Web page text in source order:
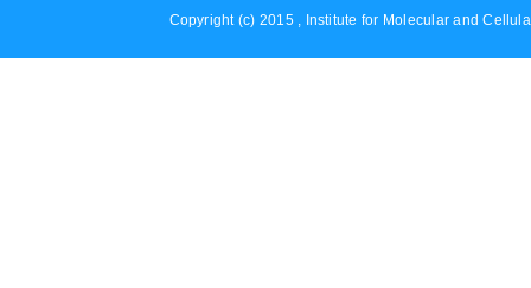
Copyright (c) 2015 , Institute for Molecular and